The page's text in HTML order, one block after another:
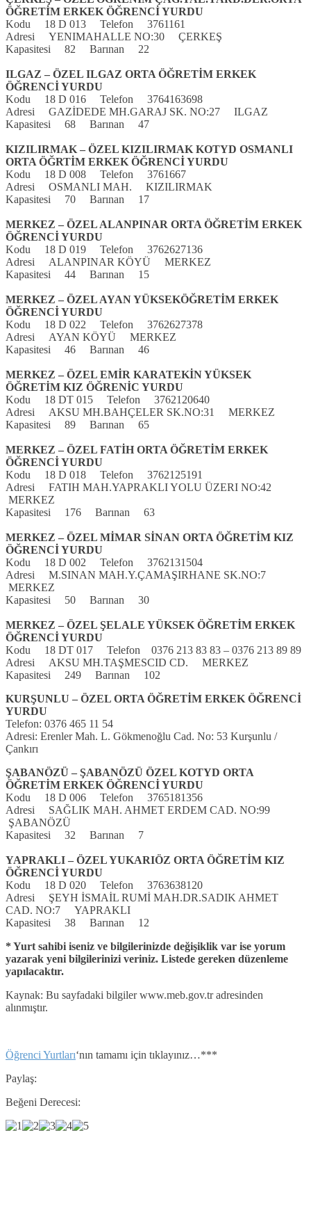
ÖĞRETİM ERKEK ÖĞRENCİ YURDU
Kodu 18 D 013 Telefon 3761161
Adresi YENIMAHALLE NO:30 ÇERKEŞ
Kapasitesi 82 Barınan 22
ILGAZ – ÖZEL ILGAZ ORTA ÖĞRETİM ERKEK
ÖĞRENCİ YURDU
Kodu 18 D 016 Telefon 3764163698
Adresi GAZİDEDE MH.GARAJ SK. NO:27 ILGAZ
Kapasitesi 68 Barınan 47
KIZILIRMAK – ÖZEL KIZILIRMAK KOTYD OSMANLI
ORTA ÖĞRTİM ERKEK ÖĞRENCİ YURDU
Kodu 18 D 008 Telefon 3761667
Adresi OSMANLI MAH. KIZILIRMAK
Kapasitesi 70 Barınan 17
MERKEZ – ÖZEL ALANPINAR ORTA ÖĞRETİM ERKEK
ÖĞRENCİ YURDU
Kodu 18 D 019 Telefon 3762627136
Adresi ALANPINAR KÖYÜ MERKEZ
Kapasitesi 44 Barınan 15
MERKEZ – ÖZEL AYAN YÜKSEKÖĞRETİM ERKEK
ÖĞRENCİ YURDU
Kodu 18 D 022 Telefon 3762627378
Adresi AYAN KÖYÜ MERKEZ
Kapasitesi 46 Barınan 46
MERKEZ – ÖZEL EMİR KARATEKİN YÜKSEK
ÖĞRETİM KIZ ÖĞRENİC YURDU
Kodu 18 DT 015 Telefon 3762120640
Adresi AKSU MH.BAHÇELER SK.NO:31 MERKEZ
Kapasitesi 89 Barınan 65
MERKEZ – ÖZEL FATİH ORTA ÖĞRETİM ERKEK
ÖĞRENCİ YURDU
Kodu 18 D 018 Telefon 3762125191
Adresi FATIH MAH.YAPRAKLI YOLU ÜZERI NO:42
MERKEZ
Kapasitesi 176 Barınan 63
MERKEZ – ÖZEL MİMAR SİNAN ORTA ÖĞRETİM KIZ
ÖĞRENCİ YURDU
Kodu 18 D 002 Telefon 3762131504
Adresi M.SINAN MAH.Y.ÇAMAŞIRHANE SK.NO:7
MERKEZ
Kapasitesi 50 Barınan 30
MERKEZ – ÖZEL ŞELALE YÜKSEK ÖĞRETİM ERKEK
ÖĞRENCİ YURDU
Kodu 18 DT 017 Telefon 0376 213 83 83 – 0376 213 89 89
Adresi AKSU MH.TAŞMESCID CD. MERKEZ
Kapasitesi 249 Barınan 102
KURŞUNLU – ÖZEL ORTA ÖĞRETİM ERKEK ÖĞRENCİ
YURDU
Telefon: 0376 465 11 54
Adresi: Erenler Mah. L. Gökmenoğlu Cad. No: 53 Kurşunlu /
Çankırı
ŞABANÖZÜ – ŞABANÖZÜ ÖZEL KOTYD ORTA
ÖĞRETİM ERKEK ÖĞRENCİ YURDU
Kodu 18 D 006 Telefon 3765181356
Adresi SAĞLIK MAH. AHMET ERDEM CAD. NO:99
ŞABANÖZÜ
Kapasitesi 32 Barınan 7
YAPRAKLI – ÖZEL YUKARIÖZ ORTA ÖĞRETİM KIZ
ÖĞRENCİ YURDU
Kodu 18 D 020 Telefon 3763638120
Adresi ŞEYH İSMAİL RUMİ MAH.DR.SADIK AHMET
CAD. NO:7 YAPRAKLI
Kapasitesi 38 Barınan 12
* Yurt sahibi iseniz ve bilgilerinizde değişiklik var ise yorum
yazarak yeni bilgilerinizi veriniz. Listede gereken düzenleme
yapılacaktır.
Kaynak: Bu sayfadaki bilgiler www.meb.gov.tr adresinden
alınmıştır.
Öğrenci Yurtları‘nın tamamı için tıklayınız…***
Paylaş:
Beğeni Derecesi: